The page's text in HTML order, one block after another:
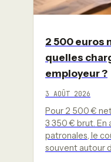
2 500 euros
quelles
employeur ?
3 AOÛT 2026
Pour 2 500 €
3 350 € brut. En
patronales, le
souvent autour